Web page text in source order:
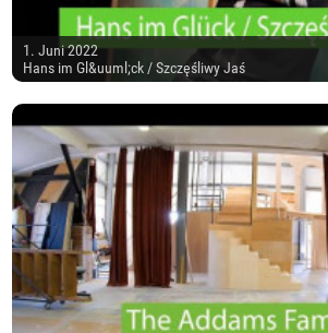
1. Juni 2022
Hans im Gl&uuml;ck / Szczęśliwy Jaś